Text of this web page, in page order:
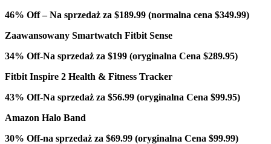
46% Off – Na sprzedaż za $189.99 (normalna cena $349.99)
Zaawansowany Smartwatch Fitbit Sense
34% Off-Na sprzedaż za $199 (oryginalna Cena $289.95)
Fitbit Inspire 2 Health & Fitness Tracker
43% Off-Na sprzedaż za $56.99 (oryginalna Cena $99.95)
Amazon Halo Band
30% Off-na sprzedaż za $69.99 (oryginalna Cena $99.99)